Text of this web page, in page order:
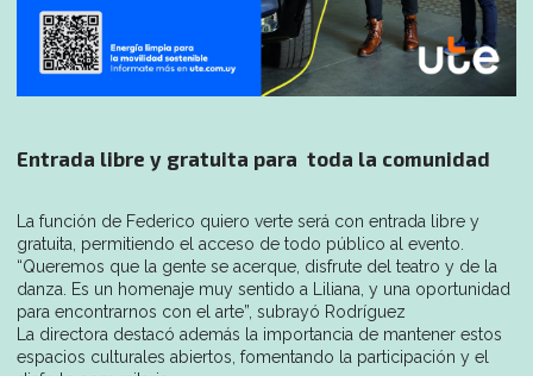
Entrada libre y gratuita para toda la comunidad
La función de Federico quiero verte será con entrada libre y
gratuita, permitiendo el acceso de todo público al evento.
“Queremos que la gente se acerque, disfrute del teatro y de la
danza. Es un homenaje muy sentido a Liliana, y una oportunidad
para encontrarnos con el arte”, subrayó Rodríguez
La directora destacó además la importancia de mantener estos
espacios culturales abiertos, fomentando la participación y el